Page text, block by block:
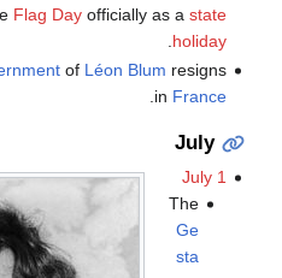
Flag Dayofficially as a state
holiday
of Léon Blum resigns
in France
July
July 1
The
Ge
sta